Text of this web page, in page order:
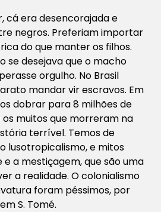
cá era desencorajada e
negros. Preferiam importar
do que manter os filhos.
se desejava que o macho
orgulho. No Brasil
mandar vir escravos. Em
dobrar para 8 milhões de
muitos que morreram na
terrível. Temos de
lusotropicalismo, e mitos
a mestiçagem, que são uma
a realidade. O colonialismo
foram péssimos, por
S. Tomé.